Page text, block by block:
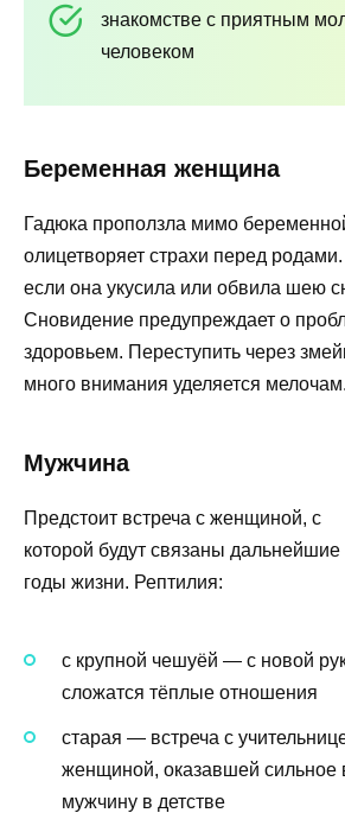
знакомстве с приятным
человеком
Беременная женщина
Гадюка проползла мимо
олицетворяет страхи перед
если она укусила или обвила шею
Сновидение предупреждает о
здоровьем. Переступить через
много внимания уделяется мелочам.
Мужчина
Предстоит встреча с женщиной, с
которой будут связаны дальнейшие
годы жизни. Рептилия:
с крупной чешуёй — с новой
сложатся тёплые отношения
старая — встреча с
женщиной, оказавшей сильное
мужчину в детстве